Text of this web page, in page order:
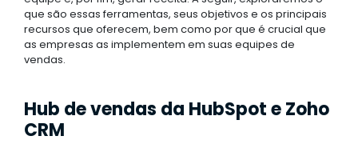
que são essas ferramentas, seus objetivos e os principais
recursos que oferecem, bem como por que é crucial que
as empresas as implementem em suas equipes de
vendas.
Hub de vendas da HubSpot e Zoho
CRM